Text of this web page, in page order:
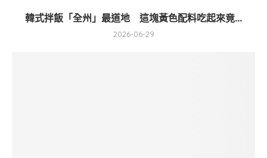
韓式拌飯「全州」最道地 這塊黃色配料吃起來竟...
2026-06-29